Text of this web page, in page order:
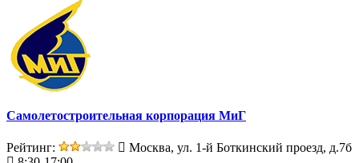
Самолетостроительная корпорация МиГ
Рейтинг:
Москва, ул. 1-й Боткинский проезд, д.7б